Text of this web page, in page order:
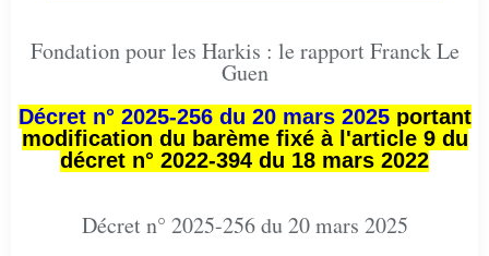
Fondation pour les Harkis : le rapport Franck Le
Guen
Décret n° 2025-256 du 20 mars 2025portant
modification du barème fixé à l'article 9 du
décret n° 2022-394 du 18 mars 2022
Décret n° 2025-256 du 20 mars 2025